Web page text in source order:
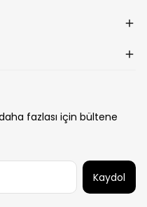
fazlası için bültene
Kaydol